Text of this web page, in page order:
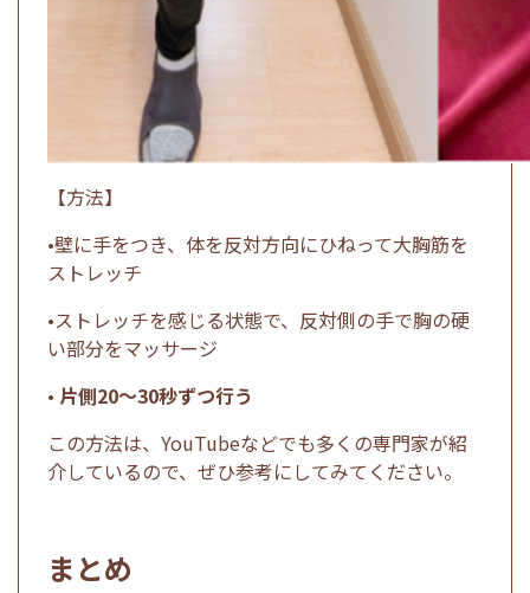
【方法】
•壁に手をつき、体を反対方向にひねって大胸筋を
ストレッチ
•ストレッチを感じる状態で、反対側の手で胸の硬
い部分をマッサージ
• 片側20〜30秒ずつ行う
この方法は、YouTubeなどでも多くの専門家が紹
介しているので、ぜひ参考にしてみてください。
まとめ